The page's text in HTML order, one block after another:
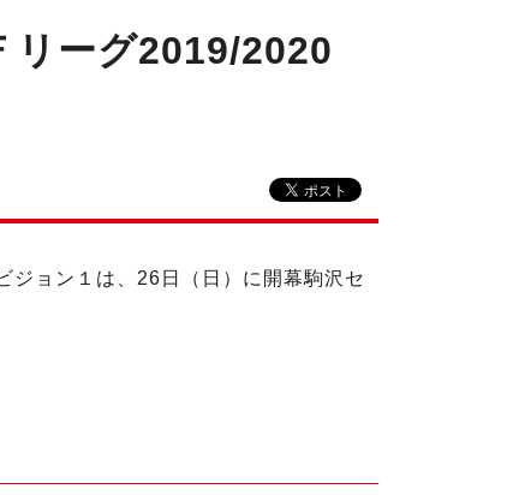
ーグ2019/2020
ョン１は、26日（日）に開幕駒沢セ